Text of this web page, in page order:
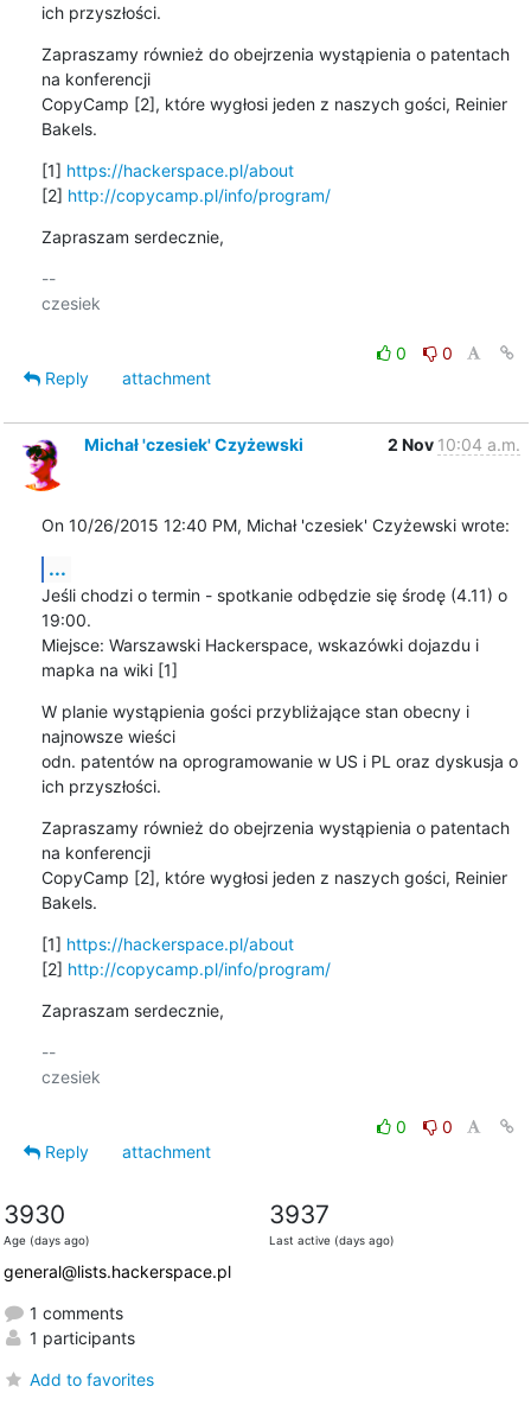
ich przyszłości.
Zapraszamy również do obejrzenia wystąpienia o patentach
na konferencji
CopyCamp [2], które wygłosi jeden z naszych gości, Reinier
Bakels.
[1] https://hackerspace.pl/about
[2] http://copycamp.pl/info/program/
Zapraszam serdecznie,
--
czesiek
0
0
Reply
attachment
Michał 'czesiek' Czyżewski 2 Nov 10:04 a.m.
On 10/26/2015 12:40 PM, Michał 'czesiek' Czyżewski wrote:
...
Jeśli chodzi o termin - spotkanie odbędzie się środę (4.11) o
19:00.
Miejsce: Warszawski Hackerspace, wskazówki dojazdu i
mapka na wiki [1]
W planie wystąpienia gości przybliżające stan obecny i
najnowsze wieści
odn. patentów na oprogramowanie w US i PL oraz dyskusja o
ich przyszłości.
Zapraszamy również do obejrzenia wystąpienia o patentach
na konferencji
CopyCamp [2], które wygłosi jeden z naszych gości, Reinier
Bakels.
[1] https://hackerspace.pl/about
[2] http://copycamp.pl/info/program/
Zapraszam serdecznie,
--
czesiek
0
0
Reply
attachment
3930
Age (days ago)
3937
Last active (days ago)
general@lists.hackerspace.pl
1 comments
1 participants
Add to favorites